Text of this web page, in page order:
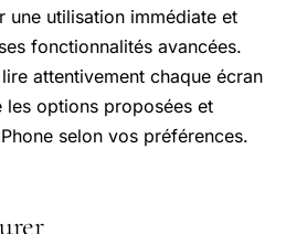
une utilisation immédiate et
fonctionnalités avancées.
attentivement chaque écran
les options proposées et
selon vos préférences.